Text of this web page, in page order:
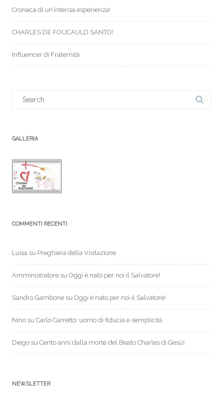
Cronaca di un’intensa esperienza!
CHARLES DE FOUCAULD SANTO!
Influencer di Fraternità
GALLERIA
COMMENTI RECENTI
Luisa su Preghiera della Visitazione
Amministratore su Oggi è nato per noi il Salvatore!
Sandro Gambone su Oggi è nato per noi il Salvatore!
Nino su Carlo Carretto: uomo di fiducia e semplicità
Diego su Cento anni dalla morte del Beato Charles di Gesù!
NEWSLETTER